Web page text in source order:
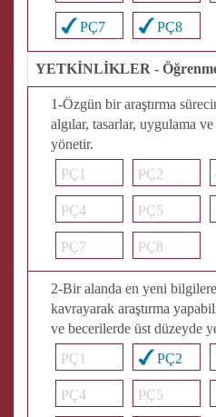
PÇ7 PÇ8
YETKİNLİKLER -
1-Özgün bir araştırma
algılar, tasarlar, uygulama
yönetir.
PÇ1
PÇ2
PÇ4 PÇ5
PÇ7 PÇ8
2-Bir alanda en yeni bilgilere
kavrayarak araştırma
ve becerilerde üst düzeyde
PÇ1
PÇ2
PÇ4 PÇ5